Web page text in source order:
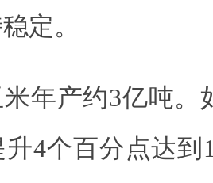
定。
年产约3亿吨。
4个百分点达到